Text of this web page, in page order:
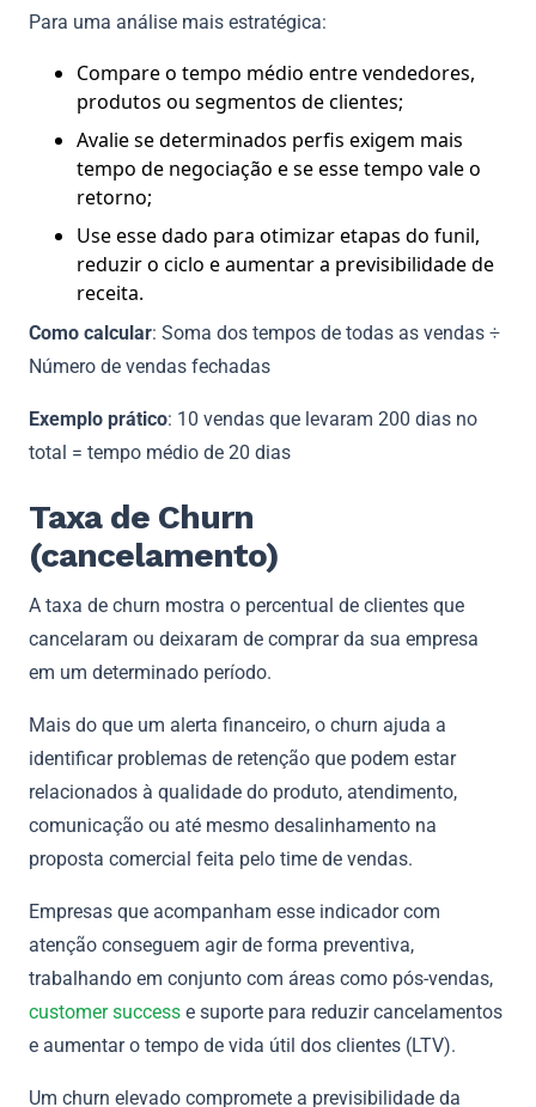
Para uma análise mais estratégica:
Compare o tempo médio entre vendedores,
produtos ou segmentos de clientes;
Avalie se determinados perfis exigem mais
tempo de negociação e se esse tempo vale o
retorno;
Use esse dado para otimizar etapas do funil,
reduzir o ciclo e aumentar a previsibilidade de
receita.
Como calcular: Soma dos tempos de todas as vendas ÷
Número de vendas fechadas
Exemplo prático: 10 vendas que levaram 200 dias no
total = tempo médio de 20 dias
Taxa de Churn
(cancelamento)
A taxa de churn mostra o percentual de clientes que
cancelaram ou deixaram de comprar da sua empresa
em um determinado período.
Mais do que um alerta financeiro, o churn ajuda a
identificar problemas de retenção que podem estar
relacionados à qualidade do produto, atendimento,
comunicação ou até mesmo desalinhamento na
proposta comercial feita pelo time de vendas.
Empresas que acompanham esse indicador com
atenção conseguem agir de forma preventiva,
trabalhando em conjunto com áreas como pós-vendas,
customer success e suporte para reduzir cancelamentos
e aumentar o tempo de vida útil dos clientes (LTV).
Um churn elevado compromete a previsibilidade da